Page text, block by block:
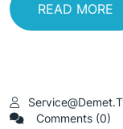
READ MORE
Comments (0)